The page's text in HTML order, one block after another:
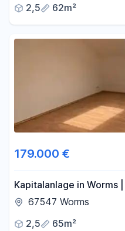
2,5
62m²
179.000 €
Kapitalanlage in Worms
| provisionsfrei
67547 Worms
2,5
65m²